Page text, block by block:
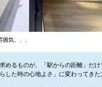
気、、、
めるものが、「駅からの距離」だけ
した時の心地よさ」に変わってきた